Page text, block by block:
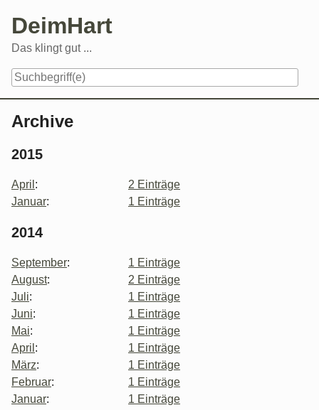
content
DeimHart
Das klingt gut ...
Archive
2015
April :
2 Einträge
Januar: 1 Einträge
2014
September:
1 Einträge
August:
2 Einträge
Juli:
1 Einträge
Juni:
1 Einträge
Mai:
1 Einträge
April :
1 Einträge
März:
1 Einträge
Februar:
1 Einträge
Januar: 1 Einträge